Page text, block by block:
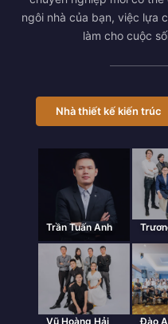
ngôi nhà của bạn, việc lựa
làm cho cuộc
Nhà thiết kế kiến trúc
Trần Tuấn Anh
Vũ Hoàng Hải Đào